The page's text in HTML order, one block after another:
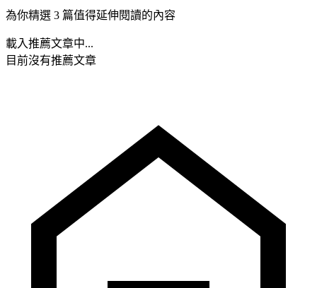
為你精選 3 篇值得延伸閱讀的內容
載入推薦文章中...
目前沒有推薦文章